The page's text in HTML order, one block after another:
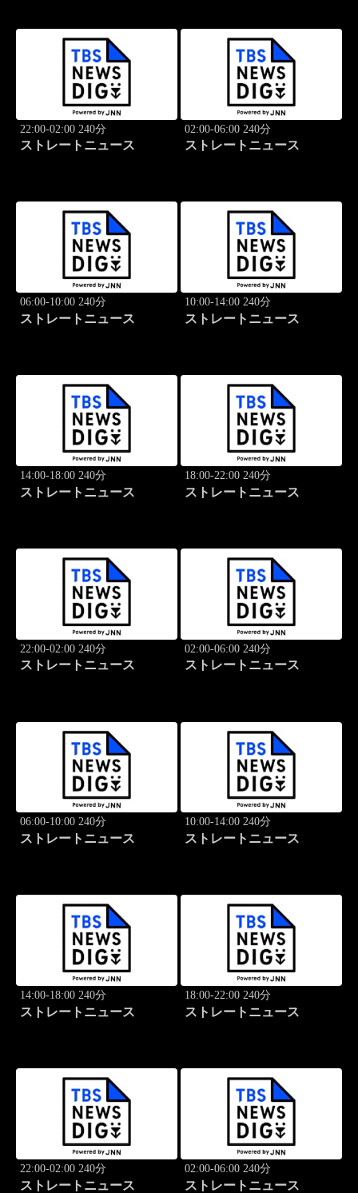
22:00-02:00 240分
ストレートニュース
02:00-06:00 240分
ストレートニュース
06:00-10:00 240分
ストレートニュース
10:00-14:00 240分
ストレートニュース
14:00-18:00 240分
ストレートニュース
18:00-22:00 240分
ストレートニュース
22:00-02:00 240分
ストレートニュース
02:00-06:00 240分
ストレートニュース
06:00-10:00 240分
ストレートニュース
10:00-14:00 240分
ストレートニュース
14:00-18:00 240分
ストレートニュース
18:00-22:00 240分
ストレートニュース
22:00-02:00 240分
ストレートニュース
02:00-06:00 240分
ストレートニュース